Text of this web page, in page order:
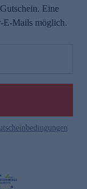
Eine
E-Mails möglich.